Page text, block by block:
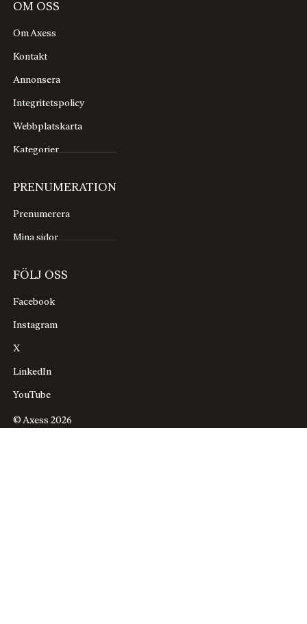
OM OSS
Om Axess
Kontakt
Annonsera
Integritetspolicy
Webbplatskarta
Kategorier
PRENUMERATION
Prenumerera
Mina sidor
FÖLJ OSS
Facebook
Instagram
X
LinkedIn
YouTube
© Axess 2026